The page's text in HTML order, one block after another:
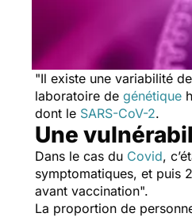
"Il existe une variabilité
laboratoire de génétique
dont le SARS-CoV-2.
Une
Dans le cas du Covid,
symptomatiques, et puis
avant vaccination".
La proportion de